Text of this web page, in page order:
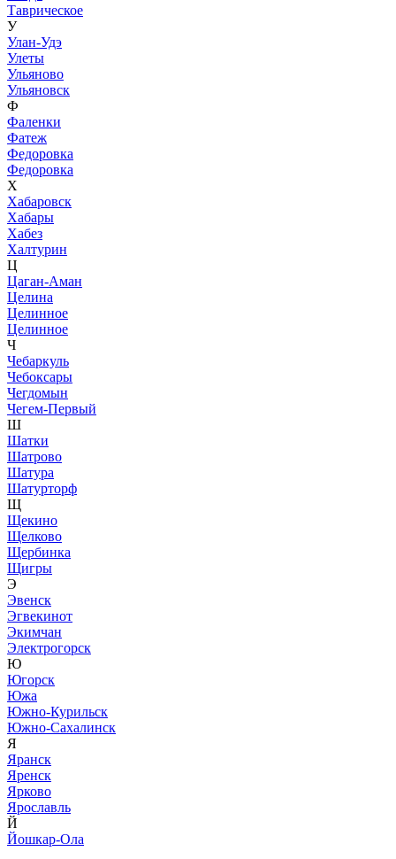
Таврическое
У
Улан-Удэ
Улеты
Ульяново
Ульяновск
Ф
Фаленки
Фатеж
Федоровка
Федоровка
Х
Хабаровск
Хабары
Хабез
Халтурин
Ц
Цаган-Аман
Целина
Целинное
Целинное
Ч
Чебаркуль
Чебоксары
Чегдомын
Чегем-Первый
Ш
Шатки
Шатрово
Шатура
Шатурторф
Щ
Щекино
Щелково
Щербинка
Щигры
Э
Эвенск
Эгвекинот
Экимчан
Электрогорск
Ю
Югорск
Южа
Южно-Курильск
Южно-Сахалинск
Я
Яранск
Яренск
Ярково
Ярославль
Й
Йошкар-Ола